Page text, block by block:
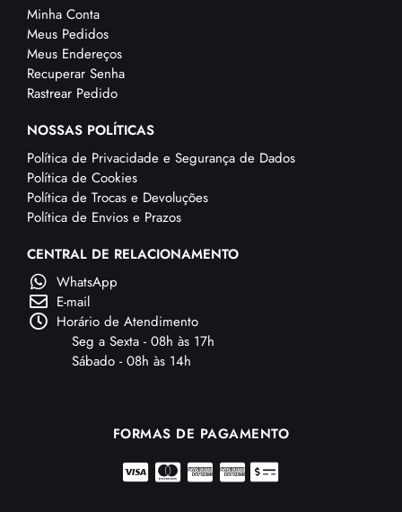
Minha Conta
Meus Pedidos
Meus Endereços
Recuperar Senha
Rastrear Pedido
NOSSAS POLÍTICAS
Política de Privacidade e Segurança de Dados
Política de Cookies
Política de Trocas e Devoluções
Política de Envios e Prazos
CENTRAL DE RELACIONAMENTO
WhatsApp
E-mail
Horário de Atendimento
Seg a Sexta - 08h às 17h
Sábado - 08h às 14h
FORMAS DE PAGAMENTO